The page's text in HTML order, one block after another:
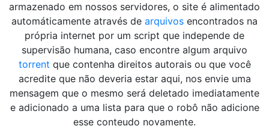
armazenado em nossos servidores, o site é alimentado
automáticamente através de arquivos encontrados na
própria internet por um script que independe de
supervisão humana, caso encontre algum arquivo
torrent que contenha direitos autorais ou que você
acredite que não deveria estar aqui, nos envie uma
mensagem que o mesmo será deletado imediatamente
e adicionado a uma lista para que o robô não adicione
esse conteudo novamente.